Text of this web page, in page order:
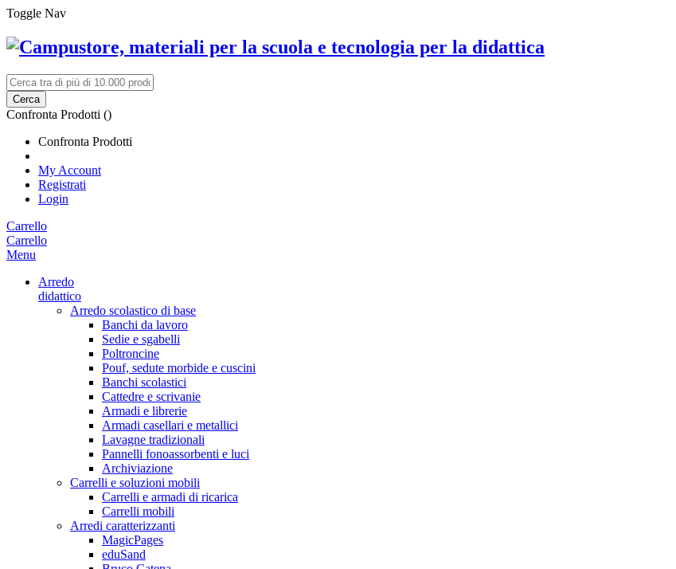
Toggle Nav
Cerca
Confronta Prodotti ()
Confronta Prodotti
My Account
Registrati
Login
Carrello
Carrello
Menu
Arredo
didattico
Arredo scolastico di base
Banchi da lavoro
Sedie e sgabelli
Poltroncine
Pouf, sedute morbide e cuscini
Banchi scolastici
Cattedre e scrivanie
Armadi e librerie
Armadi casellari e metallici
Lavagne tradizionali
Pannelli fonoassorbenti e luci
Archiviazione
Carrelli e soluzioni mobili
Carrelli e armadi di ricarica
Carrelli mobili
Arredi caratterizzanti
MagicPages
eduSand